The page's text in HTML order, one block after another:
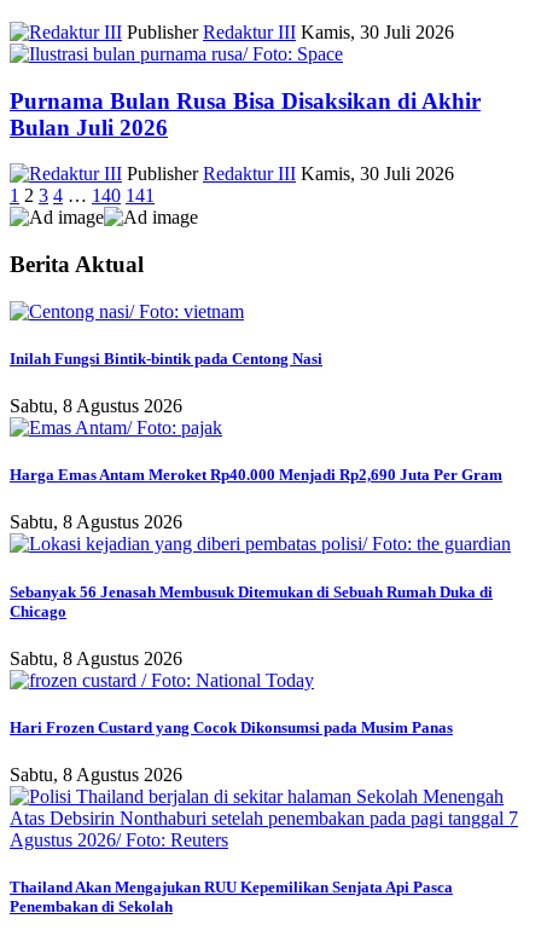
Publisher Redaktur III Kamis, 30 Juli 2026
Purnama Bulan Rusa Bisa Disaksikan di Akhir
Bulan Juli 2026
Publisher Redaktur III Kamis, 30 Juli 2026
1 2 3 4 … 140 141
Berita Aktual
Inilah Fungsi Bintik-bintik pada Centong Nasi
Sabtu, 8 Agustus 2026
Harga Emas Antam Meroket Rp40.000 Menjadi Rp2,690 Juta Per Gram
Sabtu, 8 Agustus 2026
Sebanyak 56 Jenasah Membusuk Ditemukan di Sebuah Rumah Duka di
Chicago
Sabtu, 8 Agustus 2026
Hari Frozen Custard yang Cocok Dikonsumsi pada Musim Panas
Sabtu, 8 Agustus 2026
Thailand Akan Mengajukan RUU Kepemilikan Senjata Api Pasca
Penembakan di Sekolah